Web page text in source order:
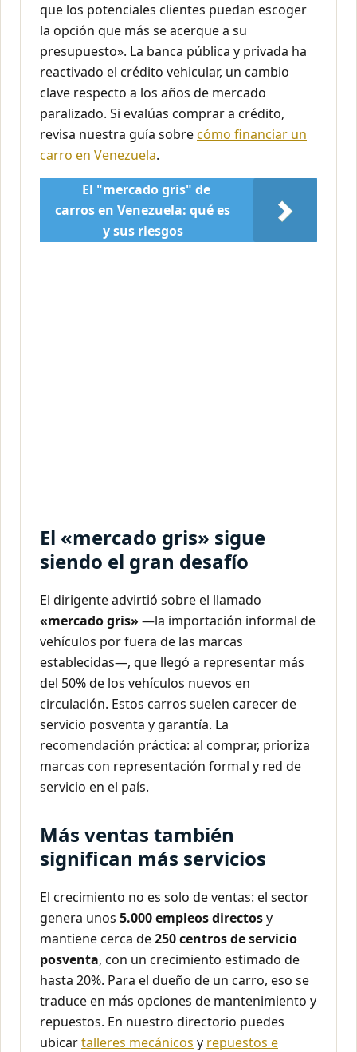
que los potenciales clientes puedan escoger
la opción que más se acerque a su
presupuesto». La banca pública y privada ha
reactivado el crédito vehicular, un cambio
clave respecto a los años de mercado
paralizado. Si evalúas comprar a crédito,
revisa nuestra guía sobrecómo financiar un
carro en Venezuela.
El "mercado gris" de
carros en Venezuela: qué es
y sus riesgos
El «mercado gris» sigue
siendo el gran desafío
El dirigente advirtió sobre el llamado
«mercado gris» —la importación informal de
vehículos por fuera de las marcas
establecidas—, que llegó a representar más
del 50% de los vehículos nuevos en
circulación. Estos carros suelen carecer de
servicio posventa y garantía. La
recomendación práctica: al comprar, prioriza
marcas con representación formal y red de
servicio en el país.
Más ventas también
significan más servicios
El crecimiento no es solo de ventas: el sector
genera unos 5.000 empleos directosy
mantiene cerca de250 centros de servicio
posventa, con un crecimiento estimado de
hasta 20%. Para el dueño de un carro, eso se
traduce en más opciones de mantenimiento y
repuestos. En nuestro directorio puedes
ubicartalleres mecánicos y repuestos e